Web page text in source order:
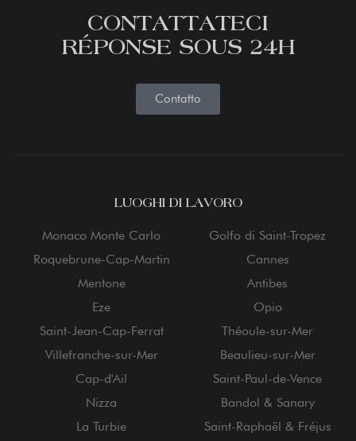
CONTATTATECI
RÉPONSE SOUS 24H
Contatto
LUOGHI DI LAVORO
Monaco Monte Carlo
Roquebrune-Cap-Martin
Mentone
Eze
Saint-Jean-Cap-Ferrat
Villefranche-sur-Mer
Cap-d'Ail
Nizza
La Turbie
Golfo di Saint-Tropez
Cannes
Antibes
Opio
Théoule-sur-Mer
Beaulieu-sur-Mer
Saint-Paul-de-Vence
Bandol & Sanary
Saint-Raphaël & Fréjus